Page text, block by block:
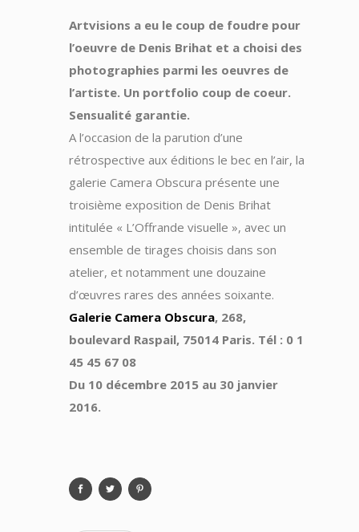
Artvisions a eu le coup de foudre pour
l’oeuvre de Denis Brihat et a choisi des
photographies parmi les oeuvres de
l’artiste. Un portfolio coup de coeur.
Sensualité garantie.
A l’occasion de la parution d’une
rétrospective aux éditions le bec en l’air, la
galerie Camera Obscura présente une
troisième exposition de Denis Brihat
intitulée « L’Offrande visuelle », avec un
ensemble de tirages choisis dans son
atelier, et notamment une douzaine
d’œuvres rares des années soixante.
Galerie Camera Obscura, 268,
boulevard Raspail, 75014 Paris. Tél : 0 1
45 45 67 08
Du 10 décembre 2015 au 30 janvier
2016.